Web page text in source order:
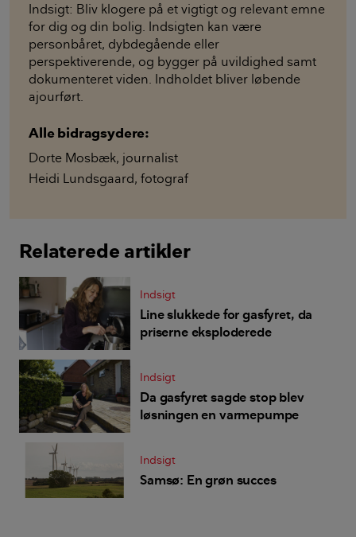
Indsigt: Bliv klogere på et vigtigt og relevant emne
for dig og din bolig. Indsigten kan være
personbåret, dybdegående eller
perspektiverende, og bygger på uvildighed samt
dokumenteret viden. Indholdet bliver løbende
ajourført.
Alle bidragsydere:
Dorte Mosbæk, journalist
Heidi Lundsgaard, fotograf
Relaterede artikler
Indsigt
Line slukkede for gasfyret, da
priserne eksploderede
Indsigt
Da gasfyret sagde stop blev
løsningen en varmepumpe
Indsigt
Samsø: En grøn succes